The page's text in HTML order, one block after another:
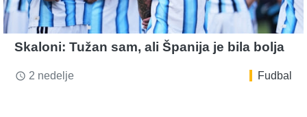
Skaloni: Tužan sam, ali Španija je bila bolja
access_time 2 nedelje Fudbal